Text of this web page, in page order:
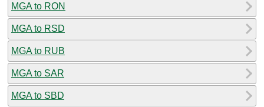
MGA to RON
MGA to RSD
MGA to RUB
MGA to SAR
MGA to SBD